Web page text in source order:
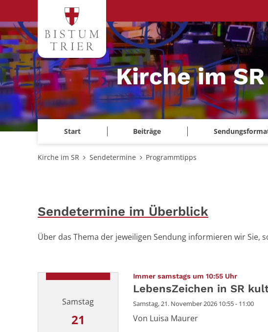
Zum Inhalt springen
Kirche im SR
Start Beiträge
Kirche im SR Sendetermine Programmtipps
Sendetermine im Überblick
Über das Thema der jeweiligen Sendung informieren wir Sie,
Samstag
21
Immer samstags um 10:55 Uhr:
LebensZeichen in SR
Samstag, 21. November 2026 10:55 - 11:00
Von Luisa Maurer